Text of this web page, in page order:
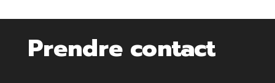
Prendre contact